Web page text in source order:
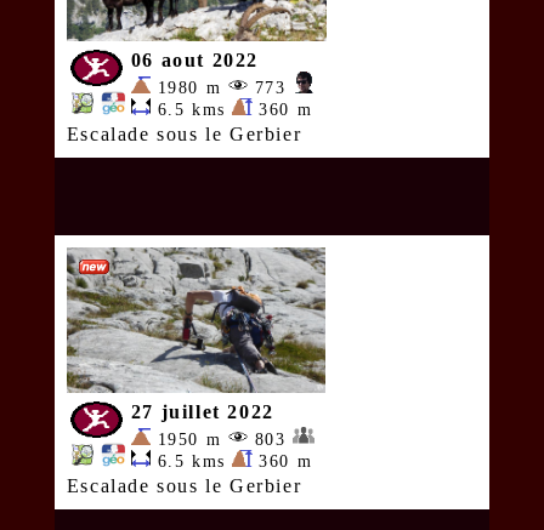
06 aout 2022
1980 m
773
6.5 kms
360 m
Escalade sous le Gerbier
27 juillet 2022
1950 m
803
6.5 kms
360 m
Escalade sous le Gerbier